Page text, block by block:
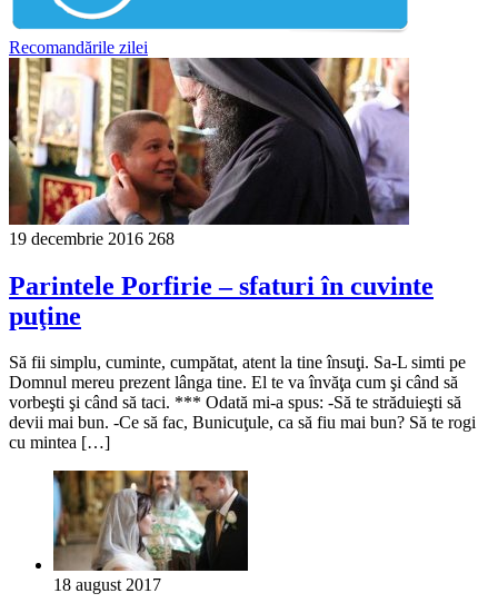
Recomandările zilei
19 decembrie 2016 268
Parintele Porfirie – sfaturi în cuvinte
puţine
Să fii simplu, cuminte, cumpătat, atent la tine însuţi. Sa-L simti pe
Domnul mereu prezent lânga tine. El te va învăţa cum şi când să
vorbeşti şi când să taci. *** Odată mi-a spus: -Să te străduieşti să
devii mai bun. -Ce să fac, Bunicuţule, ca să fiu mai bun? Să te rogi
cu mintea […]
18 august 2017